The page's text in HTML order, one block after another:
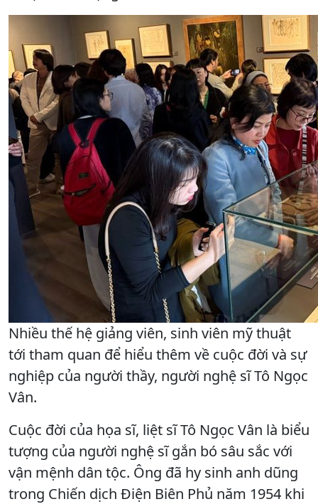
Nhiều thế hệ giảng viên, sinh viên mỹ thuật
tới tham quan để hiểu thêm về cuộc đời và sự
nghiệp của người thầy, người nghệ sĩ Tô Ngọc
Vân.
Cuộc đời của họa sĩ, liệt sĩ Tô Ngọc Vân là biểu
tượng của người nghệ sĩ gắn bó sâu sắc với
vận mệnh dân tộc. Ông đã hy sinh anh dũng
trong Chiến dịch Điện Biên Phủ năm 1954 khi